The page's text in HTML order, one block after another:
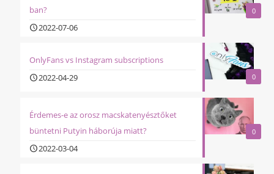
0
ban?
2022-07-06
0
OnlyFans vs Instagram subscriptions
2022-04-29
0
Érdemes-e az orosz macskatenyésztőket
büntetni Putyin háborúja miatt?
2022-03-04